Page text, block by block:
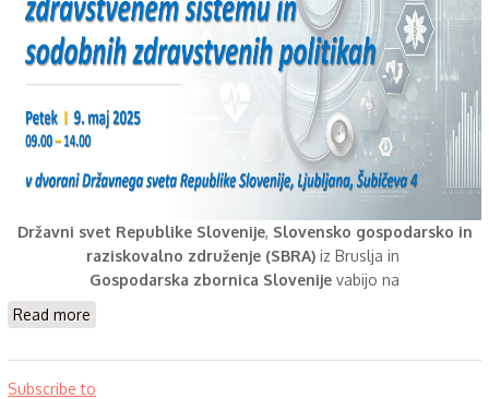
Državni svet Republike Slovenije, Slovensko gospodarsko in
raziskovalno združenje (SBRA)iz Bruslja in
Gospodarska zbornica Slovenije vabijo na
Read moreabout Strateški posvet
Subscribe to